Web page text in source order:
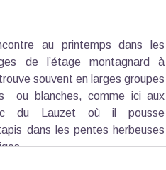
au printemps dans les
de l’étage montagnard à
souvent en larges groupes
ou blanches, comme ici aux
du Lauzet où il pousse
dans les pentes herbeuses